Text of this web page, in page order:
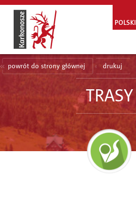
POLSKI
powrót do strony głównej drukuj
TRASY